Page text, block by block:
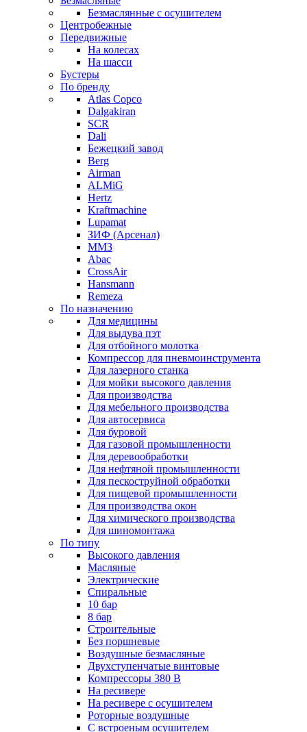
Безмаслянные с осушителем
Центробежные
Передвижные
На колесах
На шасси
Бустеры
По бренду
Atlas Copco
Dalgakiran
SCR
Dali
Бежецкий завод
Berg
Airman
ALMiG
Hertz
Kraftmachine
Lupamat
ЗИФ (Арсенал)
ММЗ
Abac
CrossAir
Hansmann
Remeza
По назначению
Для медицины
Для выдува пэт
Для отбойного молотка
Компрессор для пневмоинструмента
Для лазерного станка
Для мойки высокого давления
Для производства
Для мебельного производства
Для автосервиса
Для буровой
Для газовой промышленности
Для деревообработки
Для нефтяной промышленности
Для пескоструйной обработки
Для пищевой промышленности
Для производства окон
Для химического производства
Для шиномонтажа
По типу
Высокого давления
Масляные
Электрические
Спиральные
10 бар
8 бар
Cтроительные
Без поршневые
Воздушные безмасляные
Двухступенчатые винтовые
Компрессоры 380 В
На ресивере
На ресивере с осушителем
Роторные воздушные
С встроеным осушителем